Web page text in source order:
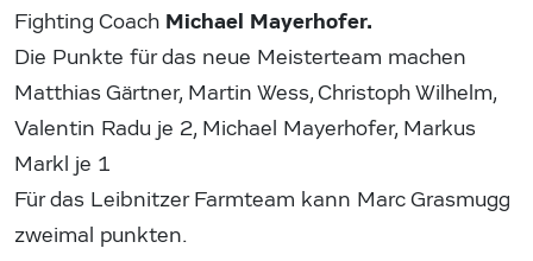
Fighting Coach Michael Mayerhofer.
Die Punkte für das neue Meisterteam machen
Matthias Gärtner, Martin Wess, Christoph Wilhelm,
Valentin Radu je 2, Michael Mayerhofer, Markus
Markl je 1
Für das Leibnitzer Farmteam kann Marc Grasmugg
zweimal punkten.